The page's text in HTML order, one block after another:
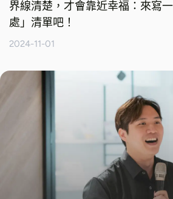
界線清楚，才會靠近幸福：來寫
處」清單吧！
2024-11-01